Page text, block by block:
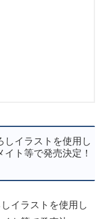
しイラストを使用し
ト等で発売決定！
イラストを使用し